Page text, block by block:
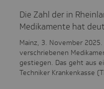
Die Zahl der in
Medikamente hat
Mainz, 3. November
verschriebenen
gestiegen. Das geht aus
Techniker Krankenkasse